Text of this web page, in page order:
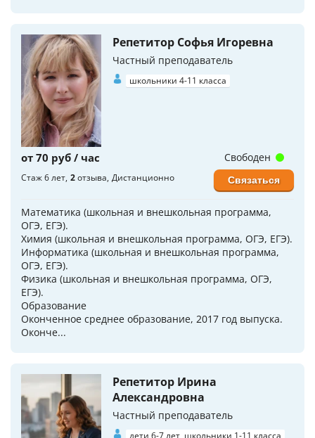
Репетитор Софья Игоревна
Частный преподаватель
школьники 4-11 класса
от 70 руб / час
Стаж 6 лет 2отзыва Дистанционно
Математика (школьная и внешкольная программа,
ОГЭ, ЕГЭ).
Химия (школьная и внешкольная программа, ОГЭ, ЕГЭ).
Информатика (школьная и внешкольная программа,
ОГЭ, ЕГЭ).
Физика (школьная и внешкольная программа, ОГЭ,
ЕГЭ).
Образование
Оконченное среднее образование, 2017 год выпуска.
Оконче...
Свободен
Связаться
Репетитор Ирина
Александровна
Частный преподаватель
дети 6-7 лет, школьники 1-11 класса